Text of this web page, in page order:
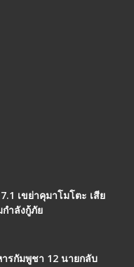
เขย่าคุมาโมโตะ เสีย
กำลังกู้ภัย
รกัมพูชา 12 นายกลับ